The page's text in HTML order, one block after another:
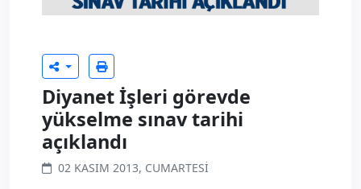
Diyanet İşleri görevde
yükselme sınav tarihi
açıklandı
02 KASIM 2013, CUMARTESI